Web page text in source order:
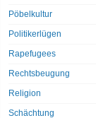
Pöbelkultur
Politikerlügen
Rapefugees
Rechtsbeugung
Religion
Schächtung